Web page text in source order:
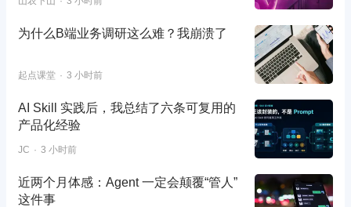
为什么B端业务调研这么难？我崩溃了
起点课堂 3 小时前
AI Skill 实践后，我总结了六条可复用的
产品化经验
JC 3 小时前
近两个月体感：Agent 一定会颠覆“管人”
这件事